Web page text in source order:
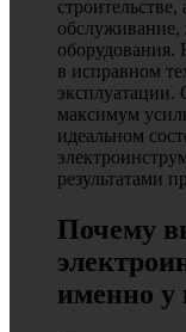
обслуживание,
оборудования.
в исправном
максимум
идеальном
результатами
Почему
именно у